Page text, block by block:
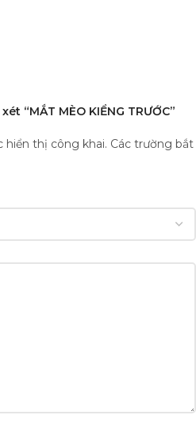
“MẮT MÈO KIỂNG TRƯỚC”
hiển thị công khai. Các trường bắt